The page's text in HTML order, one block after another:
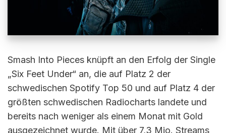
Smash Into Pieces knüpft an den Erfolg der Single
„Six Feet Under“ an, die auf Platz 2 der
schwedischen Spotify Top 50 und auf Platz 4 der
größten schwedischen Radiocharts landete und
bereits nach weniger als einem Monat mit Gold
ausgezeichnet wurde. Mit über 7,3 Mio. Streams